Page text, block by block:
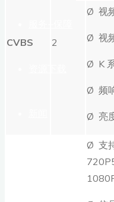
CVBS 2
Ø 视
Ø 视
Ø K
Ø 频
Ø 亮
Ø 支